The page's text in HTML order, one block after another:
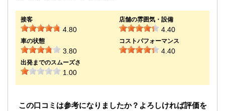
接客
4.80
店舗の雰囲気・設備
4.40
車の状態
3.80
コストパフォーマンス
4.40
出発までのスムーズさ
1.00
この口コミは参考になりましたか？よろしければ評価を